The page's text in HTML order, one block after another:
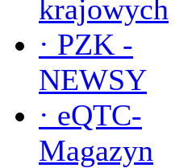
krajowych
· PZK -
NEWSY
· eQTC-
Magazyn